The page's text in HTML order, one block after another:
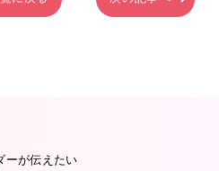
ーが伝えたい